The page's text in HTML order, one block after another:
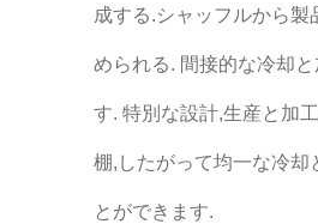
成する.シャッフルから製
められる. 間接的な冷却
す. 特別な設計,生産と加
棚,したがって均一な冷却
とができます.